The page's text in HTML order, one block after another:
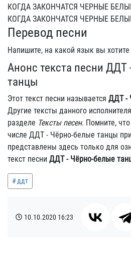
КОГДА ЗАКОНЧАТСЯ ЧЕРНЫЕ
КОГДА ЗАКОНЧАТСЯ ЧЕРНЫЕ
Перевод песни
Напишите, на какой язык вы
Анонс текста песни
танцы
Этот текст песни называется ДДТ -
Другие тексты данного
разделе Тексты песен. Помните,
числе ДДТ - Чёрно-белые танцы
представлены здесь только для
текст песни ДДТ - Чёрно-белые
ддт
10.10.2020 16:23